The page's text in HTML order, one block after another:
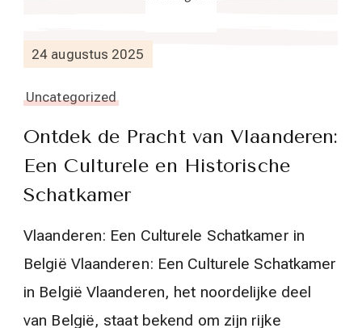
24 augustus 2025
Uncategorized
Ontdek de Pracht van Vlaanderen:
Een Culturele en Historische
Schatkamer
Vlaanderen: Een Culturele Schatkamer in
België Vlaanderen: Een Culturele Schatkamer
in België Vlaanderen, het noordelijke deel
van België, staat bekend om zijn rijke